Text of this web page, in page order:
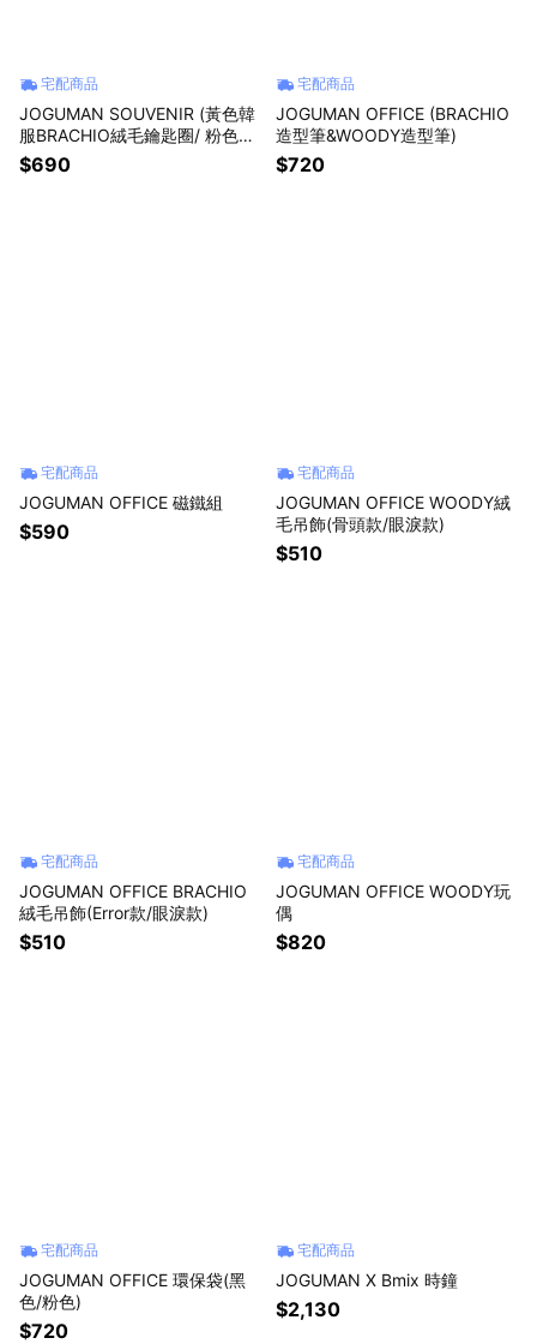
宅配商品
JOGUMAN SOUVENIR (黃色韓
服BRACHIO絨毛鑰匙圈/ 粉色韓
服WOODY絨毛鑰匙圈)
$690
宅配商品
JOGUMAN OFFICE (BRACHIO
造型筆&WOODY造型筆)
$720
宅配商品
JOGUMAN OFFICE 磁鐵組
$590
宅配商品
JOGUMAN OFFICE WOODY絨
毛吊飾(骨頭款/眼淚款)
$510
宅配商品
JOGUMAN OFFICE BRACHIO
絨毛吊飾(Error款/眼淚款)
$510
宅配商品
JOGUMAN OFFICE WOODY玩
偶
$820
宅配商品
JOGUMAN OFFICE 環保袋(黑
色/粉色)
$720
宅配商品
JOGUMAN X Bmix 時鐘
$2,130